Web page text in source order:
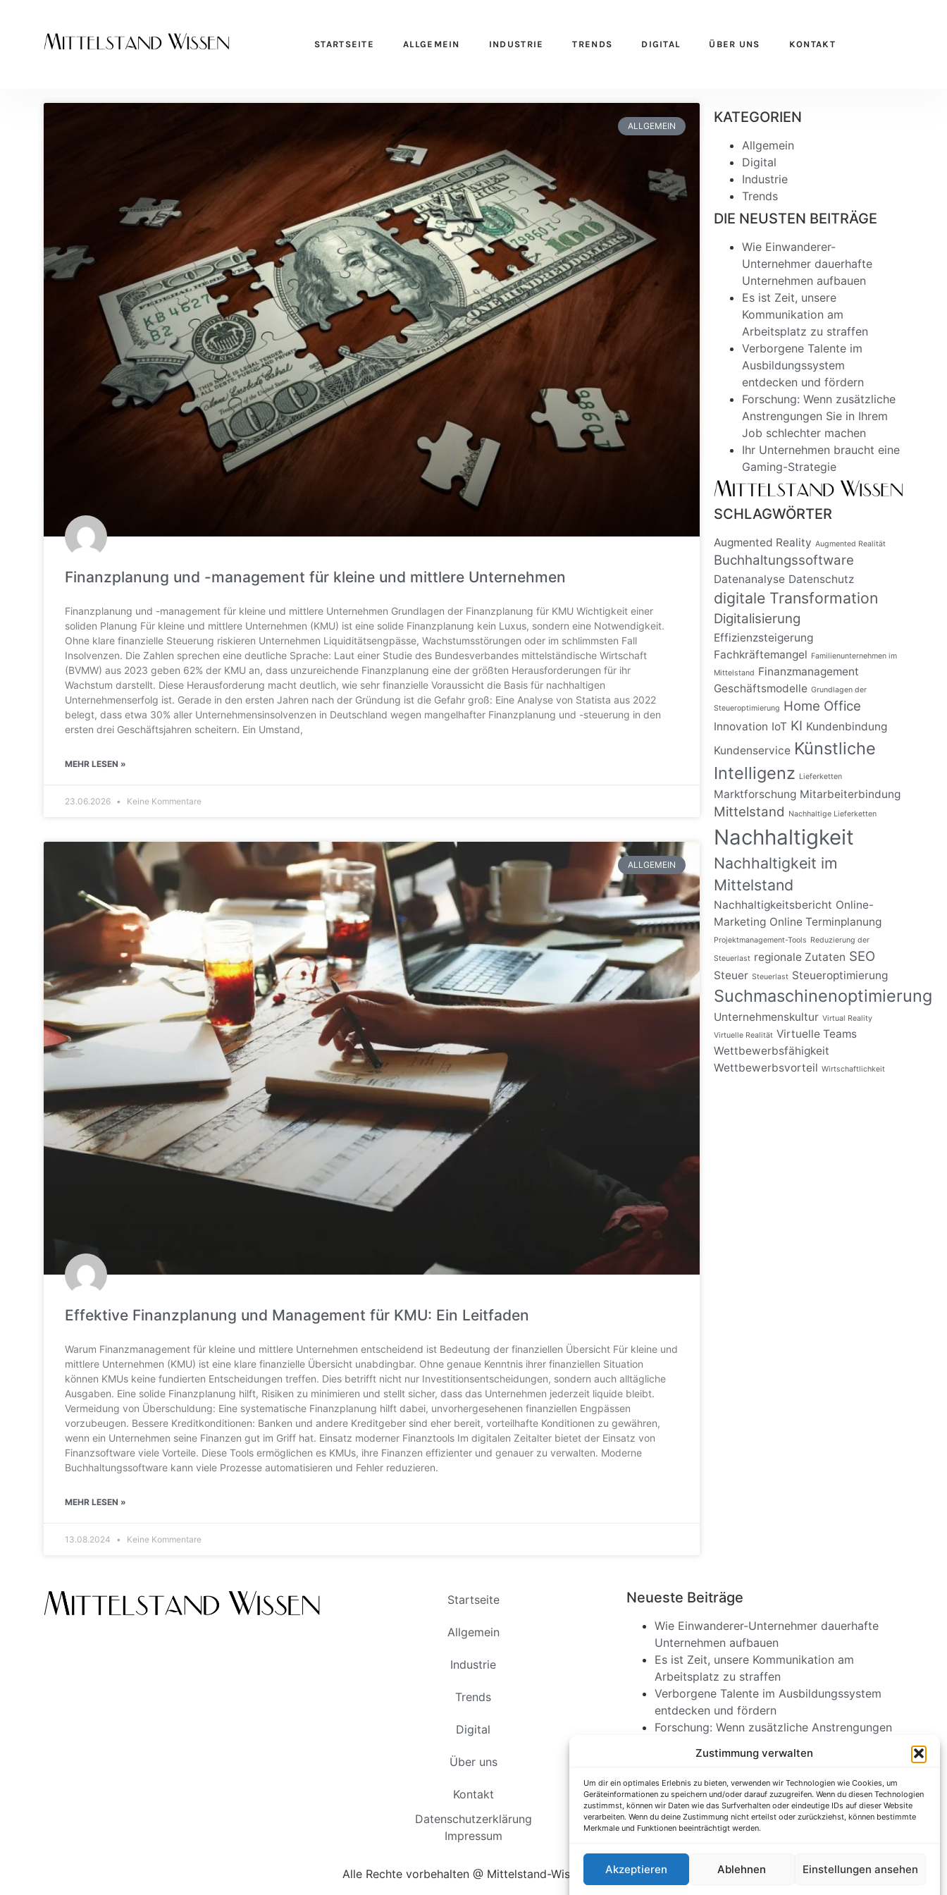
Zustimmung verwalten
Um dir ein optimales Erlebnis zu bieten, verwenden wir Technologien wie Cookies, um
Geräteinformationen zu speichern und/oder darauf zuzugreifen. Wenn du diesen Technologien
zustimmst, können wir Daten wie das Surfverhalten oder eindeutige IDs auf dieser Website
verarbeiten. Wenn du deine Zustimmung nicht erteilst oder zurückziehst, können bestimmte
Merkmale und Funktionen beeinträchtigt werden.
Akzeptieren Ablehnen Einstellungen ansehen
STARTSEITE ALLGEMEIN INDUSTRIE TRENDS DIGITAL ÜBER UNS KONTAKT
ALLGEMEIN
Finanzplanung und -management für kleine und mittlere Unternehmen
Finanzplanung und -management für kleine und mittlere Unternehmen Grundlagen der Finanzplanung für KMU Wichtigkeit einer
soliden Planung Für kleine und mittlere Unternehmen (KMU) ist eine solide Finanzplanung kein Luxus, sondern eine Notwendigkeit.
Ohne klare finanzielle Steuerung riskieren Unternehmen Liquiditätsengpässe, Wachstumsstörungen oder im schlimmsten Fall
Insolvenzen. Die Zahlen sprechen eine deutliche Sprache: Laut einer Studie des Bundesverbandes mittelständische Wirtschaft
(BVMW) aus 2023 geben 62% der KMU an, dass unzureichende Finanzplanung eine der größten Herausforderungen für ihr
Wachstum darstellt. Diese Herausforderung macht deutlich, wie sehr finanzielle Voraussicht die Basis für nachhaltigen
Unternehmenserfolg ist. Gerade in den ersten Jahren nach der Gründung ist die Gefahr groß: Eine Analyse von Statista aus 2022
belegt, dass etwa 30% aller Unternehmensinsolvenzen in Deutschland wegen mangelhafter Finanzplanung und -steuerung in den
ersten drei Geschäftsjahren scheitern. Ein Umstand,
MEHR LESEN »
23.06.2026 Keine Kommentare
ALLGEMEIN
Effektive Finanzplanung und Management für KMU: Ein Leitfaden
Warum Finanzmanagement für kleine und mittlere Unternehmen entscheidend ist Bedeutung der finanziellen Übersicht Für kleine und
mittlere Unternehmen (KMU) ist eine klare finanzielle Übersicht unabdingbar. Ohne genaue Kenntnis ihrer finanziellen Situation
können KMUs keine fundierten Entscheidungen treffen. Dies betrifft nicht nur Investitionsentscheidungen, sondern auch alltägliche
Ausgaben. Eine solide Finanzplanung hilft, Risiken zu minimieren und stellt sicher, dass das Unternehmen jederzeit liquide bleibt.
Vermeidung von Überschuldung: Eine systematische Finanzplanung hilft dabei, unvorhergesehenen finanziellen Engpässen
vorzubeugen. Bessere Kreditkonditionen: Banken und andere Kreditgeber sind eher bereit, vorteilhafte Konditionen zu gewähren,
wenn ein Unternehmen seine Finanzen gut im Griff hat. Einsatz moderner Finanztools Im digitalen Zeitalter bietet der Einsatz von
Finanzsoftware viele Vorteile. Diese Tools ermöglichen es KMUs, ihre Finanzen effizienter und genauer zu verwalten. Moderne
Buchhaltungssoftware kann viele Prozesse automatisieren und Fehler reduzieren.
MEHR LESEN »
13.08.2024 Keine Kommentare
KATEGORIEN
Allgemein
Digital
Industrie
Trends
DIE NEUSTEN BEITRÄGE
Wie Einwanderer-
Unternehmer dauerhafte
Unternehmen aufbauen
Es ist Zeit, unsere
Kommunikation am
Arbeitsplatz zu straffen
Verborgene Talente im
Ausbildungssystem
entdecken und fördern
Forschung: Wenn zusätzliche
Anstrengungen Sie in Ihrem
Job schlechter machen
Ihr Unternehmen braucht eine
Gaming-Strategie
SCHLAGWÖRTER
Augmented Reality Augmented Realität
Buchhaltungssoftware
Datenanalyse Datenschutz
digitale Transformation
Digitalisierung
Effizienzsteigerung
Fachkräftemangel Familienunternehmen im
Mittelstand Finanzmanagement
Geschäftsmodelle Grundlagen der
Steueroptimierung Home Office
Innovation IoT KI Kundenbindung
Kundenservice Künstliche
Intelligenz Lieferketten
Marktforschung Mitarbeiterbindung
Mittelstand Nachhaltige Lieferketten
Nachhaltigkeit
Nachhaltigkeit im
Mittelstand
Nachhaltigkeitsbericht Online-
Marketing Online Terminplanung
Projektmanagement-Tools Reduzierung der
Steuerlast regionale Zutaten SEO
Steuer Steuerlast Steueroptimierung
Suchmaschinenoptimierung
Unternehmenskultur Virtual Reality
Virtuelle Realität Virtuelle Teams
Wettbewerbsfähigkeit
Wettbewerbsvorteil Wirtschaftlichkeit
Startseite
Allgemein
Industrie
Trends
Digital
Über uns
Kontakt
Datenschutzerklärung
Impressum
Neueste Beiträge
Wie Einwanderer-Unternehmer dauerhafte
Unternehmen aufbauen
Es ist Zeit, unsere Kommunikation am
Arbeitsplatz zu straffen
Verborgene Talente im Ausbildungssystem
entdecken und fördern
Forschung: Wenn zusätzliche Anstrengungen
Ihr Unternehmen braucht eine Gaming-
Strategie
Alle Rechte vorbehalten @ Mittelstand-Wissen.de